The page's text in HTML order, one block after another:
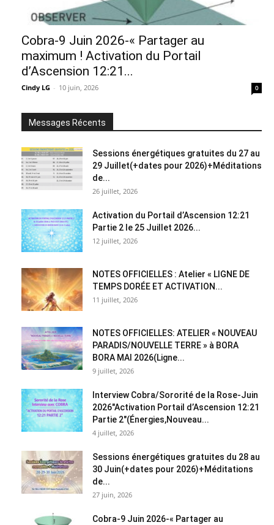
Cobra-9 Juin 2026-« Partager au
maximum ! Activation du Portail
d’Ascension 12:21...
Cindy LG - 10 juin, 2026 0
Messages Récents
Sessions énergétiques gratuites du 27 au
29 Juillet(+dates pour 2026)+Méditations
de...
26 juillet, 2026
Activation du Portail d’Ascension 12:21
Partie 2 le 25 Juillet 2026...
12 juillet, 2026
NOTES OFFICIELLES : Atelier « LIGNE DE
TEMPS DORÉE ET ACTIVATION...
11 juillet, 2026
NOTES OFFICIELLES: ATELIER « NOUVEAU
PARADIS/NOUVELLE TERRE » à BORA
BORA MAI 2026(Ligne...
9 juillet, 2026
Interview Cobra/Sororité de la Rose-Juin
2026″Activation Portail d’Ascension 12:21
Partie 2″(Énergies,Nouveau...
4 juillet, 2026
Sessions énergétiques gratuites du 28 au
30 Juin(+dates pour 2026)+Méditations
de...
27 juin, 2026
Cobra-9 Juin 2026-« Partager au